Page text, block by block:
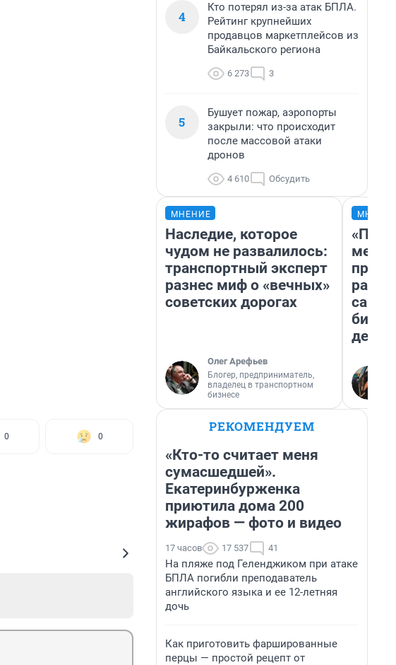
0 0
4
Кто потерял из-за атак БПЛА.
Рейтинг крупнейших
продавцов маркетплейсов из
Байкальского региона
6 273 3
5
Бушует пожар, аэропорты
закрыли: что происходит
после массовой атаки
дронов
4 610 Обсудить
МНЕНИЕ
Наследие, которое
чудом не развалилось:
транспортный эксперт
разнес миф о «вечных»
советских дорогах
Олег Арефьев
Блогер, предприниматель,
владелец в транспортном
бизнесе
РЕКОМЕНДУЕМ
«Кто-то считает меня
сумасшедшей».
Екатеринбурженка
приютила дома 200
жирафов — фото и видео
17 часов 17 537 41
На пляже под Геленджиком при атаке
БПЛА погибли преподаватель
английского языка и ее 12-летняя
дочь
Как приготовить фаршированные
перцы — простой рецепт от